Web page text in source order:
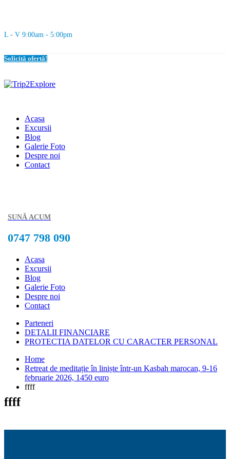
L - V 9:00am - 5:00pm
Solicită ofertă!
Acasa
Excursii
Blog
Galerie Foto
Despre noi
Contact
SUNĂ ACUM
0747 798 090
Acasa
Excursii
Blog
Galerie Foto
Despre noi
Contact
Parteneri
DETALII FINANCIARE
PROTECTIA DATELOR CU CARACTER PERSONAL
Home
Retreat de meditație în liniște într-un Kasbah marocan, 9-16
februarie 2026, 1450 euro
ffff
ffff